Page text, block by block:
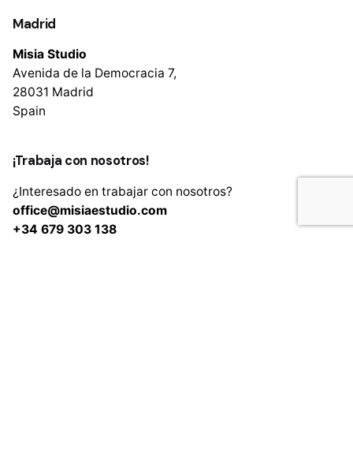
Camisas de mujer Colección
Madrid
Misia Studio
Avenida de la Democracia 7,
28031 Madrid
Spain
¡Trabaja con nosotros!
¿Interesado en trabajar con nosotros?
office@misiaestudio.com
+34 679 303 138